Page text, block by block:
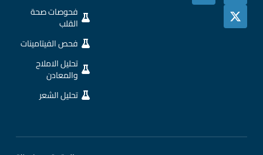
فحوصات صحة
القلب
فحص الفيتامينات
تحليل الاملاح
والمعادن
تحليل الشعر